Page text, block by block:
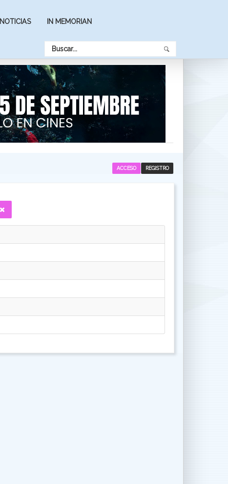
NOTICIAS IN MEMORIAN
REGISTRO
ACCESO